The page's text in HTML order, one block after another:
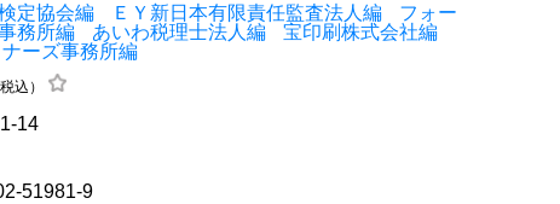
定協会編 ＥＹ新日本有限責任監査法人編
フォー
務所編
あいわ税理士法人編
宝印刷株式会社編
ナーズ事務所編
税込）
14
51981-9